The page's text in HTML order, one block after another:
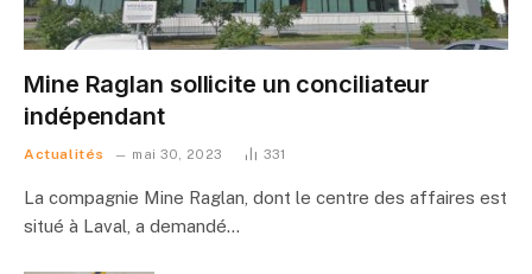
Mine Raglan sollicite un conciliateur
indépendant
Actualités mai 30, 2023 331
La compagnie Mine Raglan, dont le centre des affaires est
situé à Laval, a demandé…